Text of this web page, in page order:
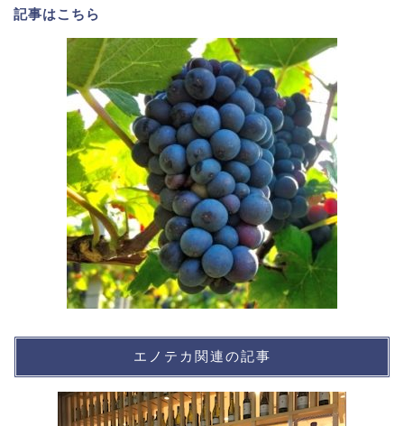
記事はこちら
エノテカ関連の記事